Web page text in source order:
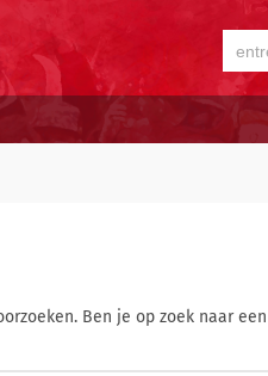
Ben je op zoek naar